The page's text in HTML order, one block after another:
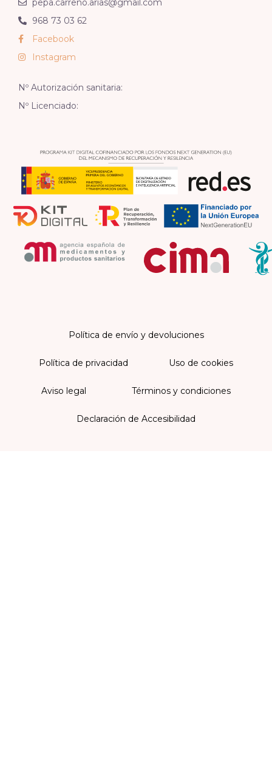
pepa.carreno.arias@gmail.com
968 73 03 62
Facebook
Instagram
Nº Autorización sanitaria:
Nº Licenciado:
Política de envío y devoluciones
Política de privacidad Uso de cookies
Aviso legal Términos y condiciones
Declaración de Accesibilidad